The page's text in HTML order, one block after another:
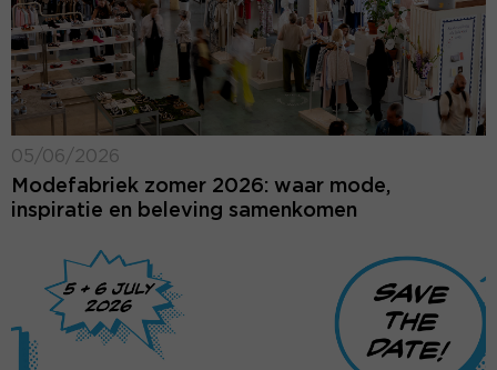
05/06/2026
Modefabriek zomer 2026: waar mode,
inspiratie en beleving samenkomen